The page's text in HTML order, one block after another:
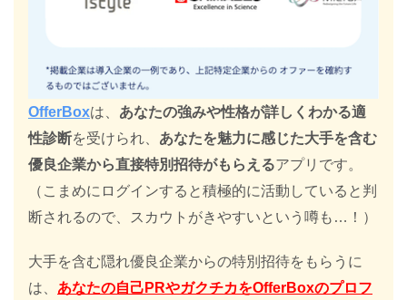
OfferBoxは、 あなたの強みや性格が詳しくわかる適
性診断を受けられ、 あなたを魅力に感じた大手を含む
優良企業から直接特別招待がもらえるアプリです。
（こまめにログインすると積極的に活動していると判
断されるので、スカウトがきやすいという噂も…！）
大手を含む隠れ優良企業からの特別招待をもらうに
は、 あなたの自己PRやガクチカをOfferBoxのプロフ